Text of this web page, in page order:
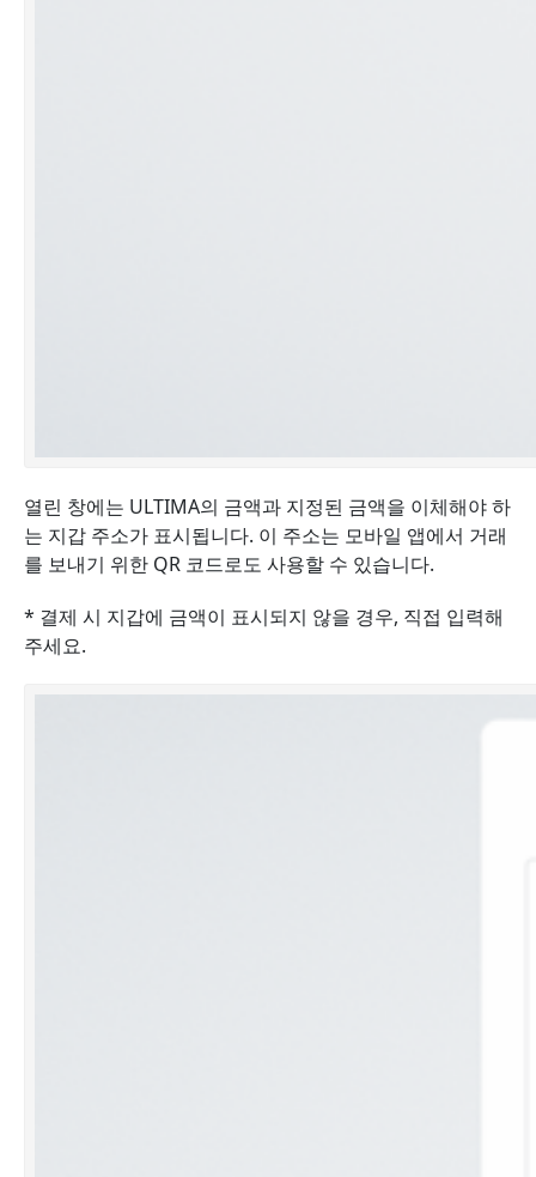
열린 창에는 ULTIMA의 금액과 지정된 금액을 이체해야 하
는 지갑 주소가 표시됩니다. 이 주소는 모바일 앱에서 거래
를 보내기 위한 QR 코드로도 사용할 수 있습니다.
* 결제 시 지갑에 금액이 표시되지 않을 경우, 직접 입력해
주세요.